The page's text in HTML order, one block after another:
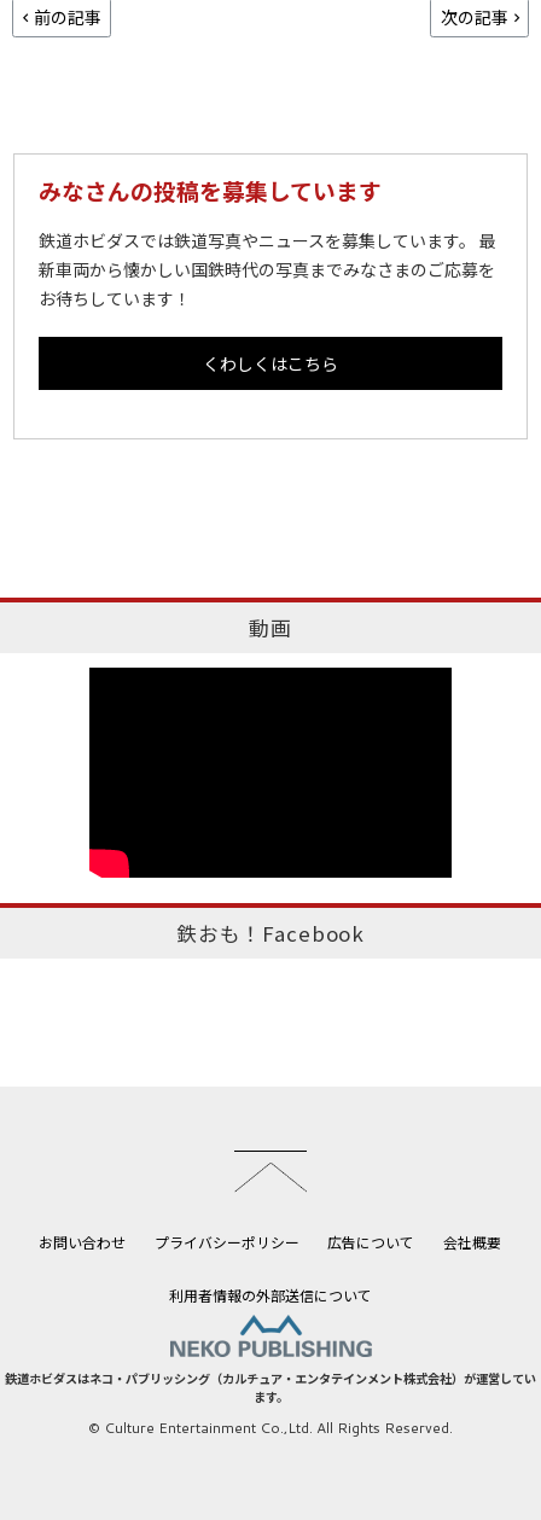
前の記事 次の記事
みなさんの投稿を募集しています
鉄道ホビダスでは鉄道写真やニュースを募集しています。 最
新車両から懐かしい国鉄時代の写真までみなさまのご応募を
お待ちしています！
くわしくはこちら
動画
鉄おも！Facebook
お問い合わせ プライバシーポリシー 広告について 会社概要
利用者情報の外部送信について
鉄道ホビダスはネコ・パブリッシング（カルチュア・エンタテインメント株式会社）が運営してい
ます。
© Culture Entertainment Co.,Ltd. All Rights Reserved.